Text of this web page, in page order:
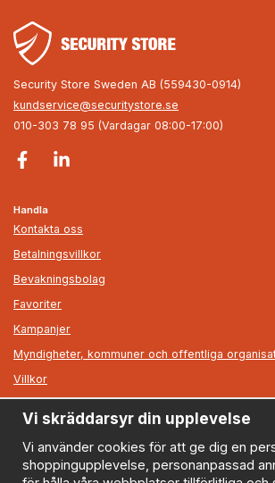
Security Store Sweden AB (559430-0914)
kundservice@securitystore.se
010-303 78 95 (Vardagar 08:00-17:00)
Handla
Kontakta oss
Betalningsvillkor
Bevakningsbolag
Favoriter
Kampanjer
Myndigheter, kommuner och offentliga
Villkor
Information
Om oss
Nyheter
Vi skräddarsyr din upplevelse
Vi använder cookies för att ge dig en
shoppingupplevelse, personanpassad